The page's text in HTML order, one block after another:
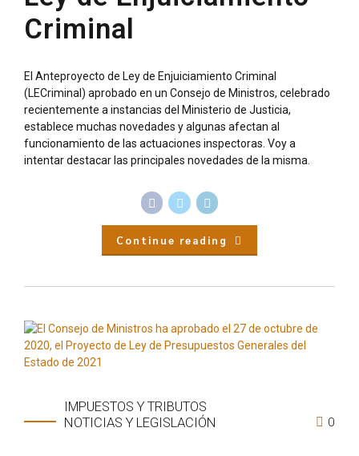
Criminal
El Anteproyecto de Ley de Enjuiciamiento Criminal
(LECriminal) aprobado en un Consejo de Ministros, celebrado
recientemente a instancias del Ministerio de Justicia,
establece muchas novedades y algunas afectan al
funcionamiento de las actuaciones inspectoras. Voy a
intentar destacar las principales novedades de la misma.
Continue reading
IMPUESTOS Y TRIBUTOS
NOTICIAS Y LEGISLACIÓN
0